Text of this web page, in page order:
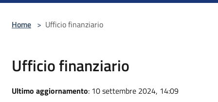
Home > Ufficio finanziario
Ufficio finanziario
Ultimo aggiornamento: 10 settembre 2024, 14:09